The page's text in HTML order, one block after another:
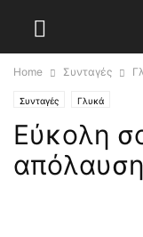
Home Συνταγές
Συνταγές Γλυκά
Εύκολη
απόλαυση